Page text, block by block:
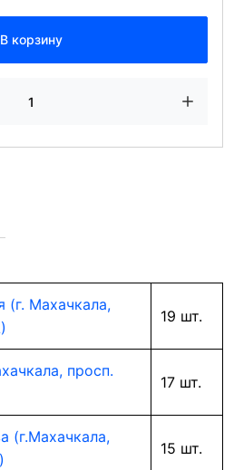
В корзину
(г. Махачкала,
19 шт.
просп.
17 шт.
(г.Махачкала,
15 шт.